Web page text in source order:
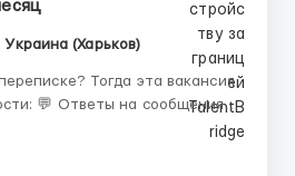
Украина (Харьков)
Тогда эта вакансия
по готовым алгоритмам.